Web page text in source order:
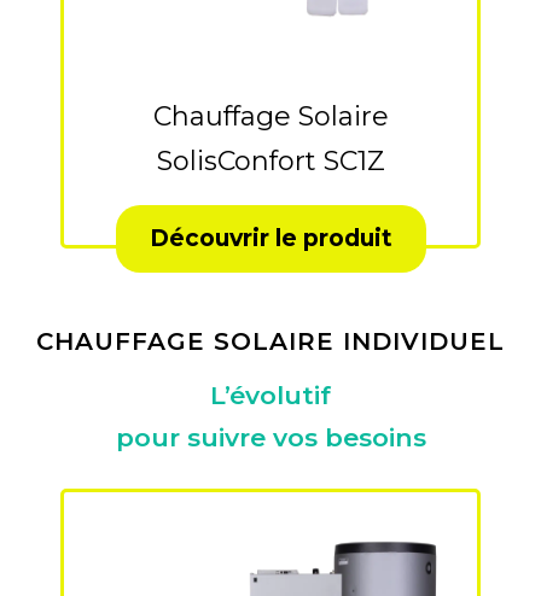
Chauffage Solaire
SolisConfort SC1Z
Découvrir le produit
CHAUFFAGE SOLAIRE INDIVIDUEL
L’évolutif
pour suivre vos besoins